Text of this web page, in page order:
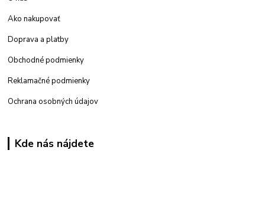
Ako nakupovať
Doprava a platby
Obchodné podmienky
Reklamačné podmienky
Ochrana osobných údajov
Kde nás nájdete